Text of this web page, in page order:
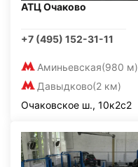
АТЦ Очаково
+7 (495) 152-31-11
Аминьевская(980 м)
Давыдково(2 км)
Очаковское ш., 10к2с2